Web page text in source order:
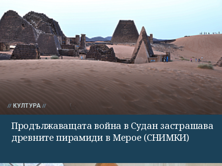
КУЛТУРА
Продължаващата война в Судан застрашава
древните пирамиди в Мерое (СНИМКИ)